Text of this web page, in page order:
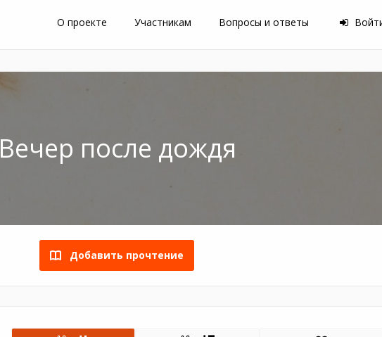
О проекте Участникам Вопросы и ответы
Вечер после дождя
Добавить прочтение